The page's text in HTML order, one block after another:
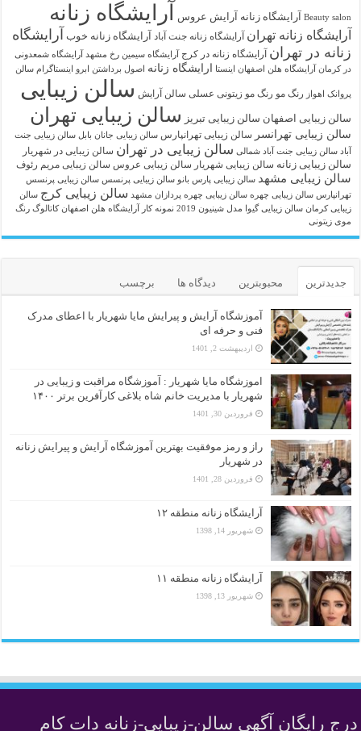
Beauty salon آرايشگاه زنانه آرایش عروس آرایشگاه زنانه
آرایشگاه زنانه تهران آرایشگاه زنانه جنت آباد آرایشگاه زنانه خوب آرایشگاه
زنانه در تهران آرایشگاه زنانه در کرج آرایشگاه سیمین رخ مشهد
آرایشگاه شمعدونی
در کرمان آرایشگاه هلن اصفهان اینستا ارایشگاه زنانه اصول برداشتن ابرو اینستاگرام سالن
پروانک اهواز رنگ مو رنگ مو زیتونی عسلی سالن آرایش سالن زیبایی
سالن زیبایی اصفهان سالن زیبایی تبریز سالن زیبایی تهران
سالن زیبایی تهرانسر سالن زیبایی تهرانپارس سالن زیبایی جانان بابل سالن زیبایی جنت
آباد سالن زیبایی جنت آباد شمالی سالن زیبایی در تهران سالن زیبایی در شهریار
سالن زیبایی زنانه سالن زیبایی شهریار سالن زیبایی عروس سالن زیبایی مریم رئوف
سالن زیبایی مشهد سالن زیبایی پارس بانو سالن زیبایی پرنسس سالن زیبایی پرنسس
تهرانپارس سالن زیبایی چهره سالن زیبایی چهره پردازان مشهد سالن زیبایی کرج سالن
زیبایی کرمان سالن زیبایی گیوا مدل شینیون 2019 نمونه کار آرایشگاه هلن اصفهان کاتالوگ رنگ
موی زیتونی
جدیدترین محبوبترین دیدگاه ها برچسب
آموزشگاه آرایش و پیرایش مایا شهریار با اعطای مدرک
فنی و حرفه ای
اردیبهشت 2, 1401
اموزشگاه مایا شهریار : آموزشگاه مراقبت و زیبایی در
شهریار با مدیریت خانم شاه بلاغی کارآفرین برتر ۱۴۰۰
فروردین 30, 1401
راز و رمز موفقیت بهترین آموزشگاه آرایش و پیرایش زنانه
در شهریار
فروردین 28, 1401
آرایشگاه زنانه منطقه ۱۲
شهریور 14, 1398
آرایشگاه زنانه منطقه ۱۱
شهریور 13, 1398
درج رایگان آگهی سالن-زیبایی-زنانه دات کام